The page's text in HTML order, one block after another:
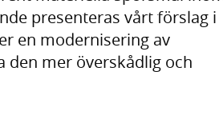
presenteras vårt förslag i
en modernisering av
mer överskådlig och